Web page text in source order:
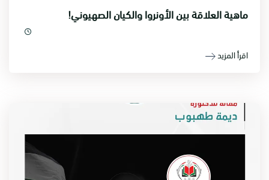
ماهية العلاقة بين الأونروا والكيان الصهيوني!
اقرأ المزيد